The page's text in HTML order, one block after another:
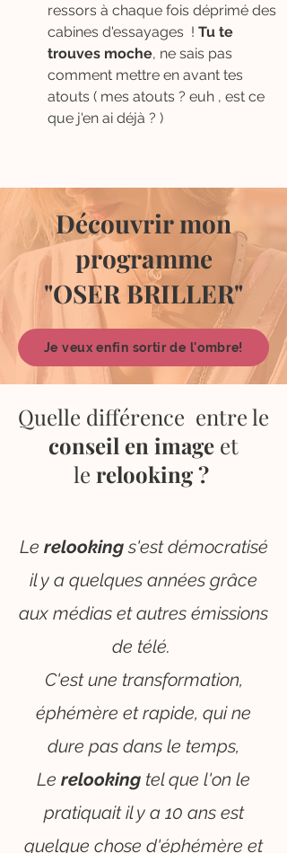
ressors à chaque fois déprimé des
cabines d'essayages ! Tu te
trouves moche, ne sais pas
comment mettre en avant tes
atouts ( mes atouts ? euh , est ce
que j'en ai déjà ? )
Découvrir mon
programme
"OSER BRILLER"
Je veux enfin sortir de l'ombre!
Quelle différence entre le
conseil en image et
le relooking ?
Le relookings'est démocratisé
il y a quelques années grâce
aux médias et autres émissions
de télé.
C'est une transformation,
éphémère et rapide, qui ne
dure pas dans le temps,
Le relooking tel que l'on le
pratiquait il y a 10 ans est
quelque chose d'éphémère et